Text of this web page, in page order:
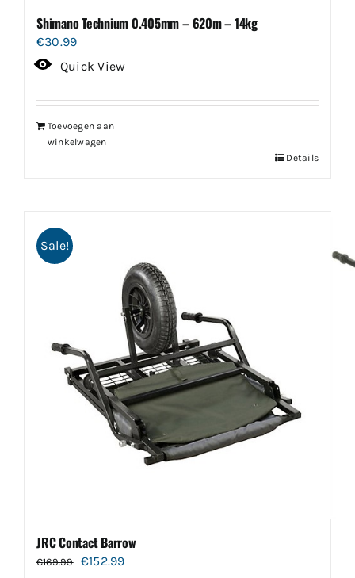
Shimano Technium 0.405mm – 620m – 14kg
€30.99
Quick View
Toevoegen aan
winkelwagen
Details
Sale!
JRC Contact Barrow
€169.99
Oorspronkelijke
€152.99Huidige